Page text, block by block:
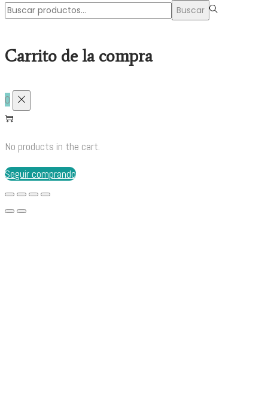
Búsqueda
Buscar
Carrito de la compra
0
No products in the cart.
Seguir comprando